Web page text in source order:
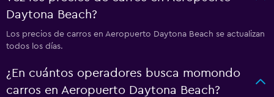
Daytona Beach?
Los precios de carros en Aeropuerto Daytona Beach se actualizan
todos los días.
¿En cuántos operadores busca momondo
carros en Aeropuerto Daytona Beach?